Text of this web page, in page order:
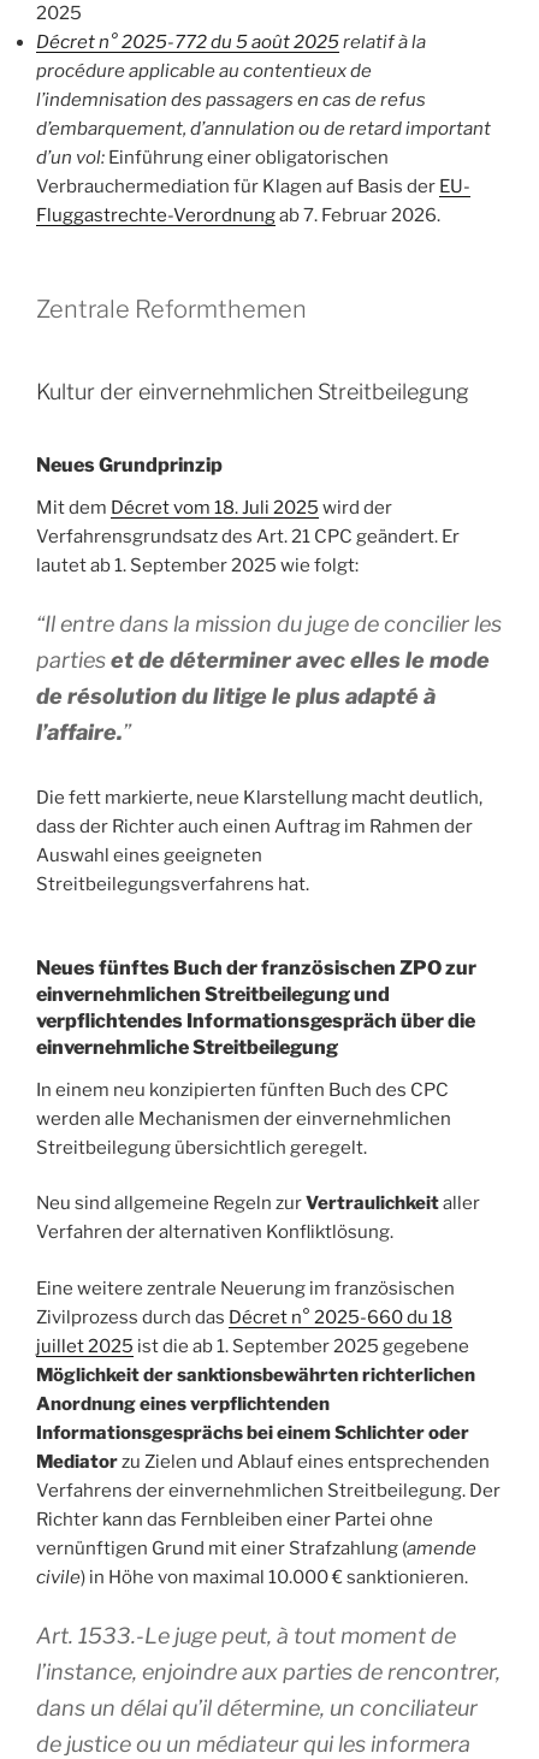
2025
Décret n° 2025-772 du 5 août 2025relatif à la
procédure applicable au contentieux de
l’indemnisation des passagers en cas de refus
d’embarquement, d’annulation ou de retard important
d’un vol: Einführung einer obligatorischen
Verbrauchermediation für Klagen auf Basis der EU-
Fluggastrechte-Verordnungab 7. Februar 2026.
Zentrale Reformthemen
Kultur der einvernehmlichen Streitbeilegung
Neues Grundprinzip
Mit dem Décret vom 18. Juli 2025 wird der
Verfahrensgrundsatz des Art. 21 CPC geändert. Er
lautet ab 1. September 2025 wie folgt:
“Il entre dans la mission du juge de concilier les
partieset de déterminer avec elles le mode
de résolution du litige le plus adapté à
l’affaire.”
Die fett markierte, neue Klarstellung macht deutlich,
dass der Richter auch einen Auftrag im Rahmen der
Auswahl eines geeigneten
Streitbeilegungsverfahrens hat.
Neues fünftes Buch der französischen ZPO zur
einvernehmlichen Streitbeilegung und
verpflichtendes Informationsgespräch über die
einvernehmliche Streitbeilegung
In einem neu konzipierten fünften Buch des CPC
werden alle Mechanismen der einvernehmlichen
Streitbeilegung übersichtlich geregelt.
Neu sind allgemeine Regeln zurVertraulichkeitaller
Verfahren der alternativen Konfliktlösung.
Eine weitere zentrale Neuerung im französischen
Zivilprozess durch das Décret n° 2025-660 du 18
juillet 2025 ist die ab 1. September 2025 gegebene
Möglichkeit der sanktionsbewährten richterlichen
Anordnung eines verpflichtenden
Informationsgesprächs bei einem Schlichter oder
Mediatorzu Zielen und Ablauf eines entsprechenden
Verfahrens der einvernehmlichen Streitbeilegung. Der
Richter kann das Fernbleiben einer Partei ohne
vernünftigen Grund mit einer Strafzahlung (amende
civile) in Höhe von maximal 10.000 € sanktionieren.
Art. 1533.-Le juge peut, à tout moment de
l’instance, enjoindre aux parties de rencontrer,
dans un délai qu’il détermine, un conciliateur
de justice ou un médiateur qui les informera